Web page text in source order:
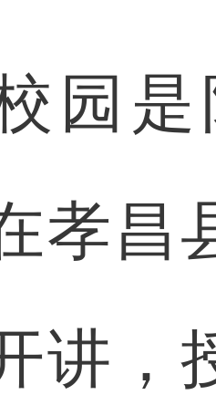
是防
孝昌
讲，